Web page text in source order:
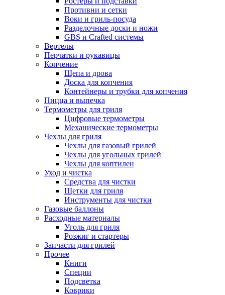
Противни и сетки
Воки и гриль-посуда
Разделочные доски и ножи
GBS и Crafted системы
Вертелы
Перчатки и рукавицы
Копчение
Щепа и дрова
Доска для копчения
Контейнеры и трубки для копчения
Пицца и выпечка
Термометры для гриля
Цифровые термометры
Механические термометры
Чехлы для гриля
Чехлы для газовый грилей
Чехлы для угольных грилей
Чехлы для коптилен
Уход и чистка
Средства для чистки
Щетки для гриля
Инструменты для чистки
Газовые баллоны
Расходные материалы
Уголь для гриля
Розжиг и стартеры
Запчасти для грилей
Прочее
Книги
Специи
Подсветка
Коврики